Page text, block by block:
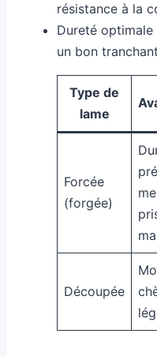
résistance à la
Dureté
un bon
Type de
lame
Forcée
(forgée)
Découpée